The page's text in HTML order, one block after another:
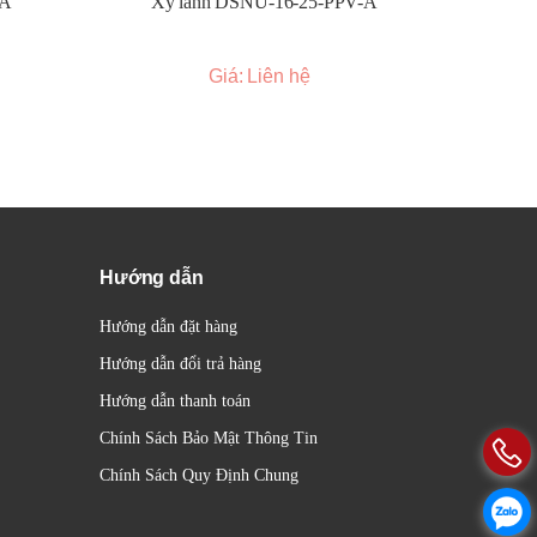
Giá: Liên hệ
Hướng dẫn
Hướng dẫn đặt hàng
Hướng dẫn đổi trả hàng
Hướng dẫn thanh toán
Chính Sách Bảo Mật Thông Tin
Chính Sách Quy Định Chung